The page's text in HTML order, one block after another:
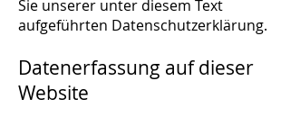
Sie unserer unter diesem Text
aufgeführten Datenschutzerklärung.
Datenerfassung auf dieser
Website